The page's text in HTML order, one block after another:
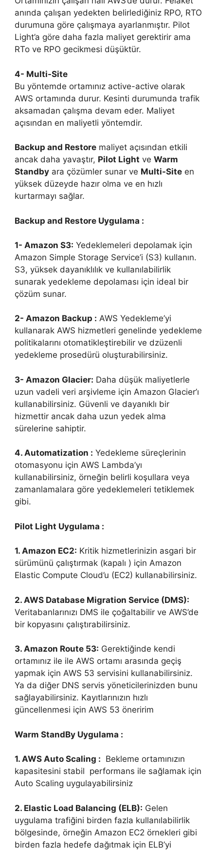
anında çalışan yedekten belirlediğiniz RPO, RTO
durumuna göre çalışmaya ayarlanmıştır. Pilot
Light’a göre daha fazla maliyet gerektirir ama
RTo ve RPO gecikmesi düşüktür.
4- Multi-Site
Bu yöntemde ortamınız active-active olarak
AWS ortamında durur. Kesinti durumunda trafik
aksamadan çalışma devam eder. Maliyet
açısından en maliyetli yöntemdir.
Backup and Restore maliyet açısından etkili
ancak daha yavaştır, Pilot Light ve Warm
Standby ara çözümler sunar ve Multi-Site en
yüksek düzeyde hazır olma ve en hızlı
kurtarmayı sağlar.
Backup and Restore Uygulama :
1- Amazon S3: Yedeklemeleri depolamak için
Amazon Simple Storage Service’i (S3) kullanın.
S3, yüksek dayanıklılık ve kullanılabilirlik
sunarak yedekleme depolaması için ideal bir
çözüm sunar.
2- Amazon Backup : AWS Yedekleme’yi
kullanarak AWS hizmetleri genelinde yedekleme
politikalarını otomatikleştirebilir ve dzüzenli
yedekleme prosedürü oluşturabilirsiniz.
3- Amazon Glacier: Daha düşük maliyetlerle
uzun vadeli veri arşivleme için Amazon Glacier’ı
kullanabilirsiniz. Güvenli ve dayanıklı bir
hizmettir ancak daha uzun yedek alma
sürelerine sahiptir.
4. Automatization : Yedekleme süreçlerinin
otomasyonu için AWS Lambda’yı
kullanabilirsiniz, örneğin belirli koşullara veya
zamanlamalara göre yedeklemeleri tetiklemek
gibi.
Pilot Light Uygulama :
1. Amazon EC2: Kritik hizmetlerinizin asgari bir
sürümünü çalıştırmak (kapalı ) için Amazon
Elastic Compute Cloud’u (EC2) kullanabilirsiniz.
2. AWS Database Migration Service (DMS):
Veritabanlarınızı DMS ile çoğaltabilir ve AWS’de
bir kopyasını çalıştırabilirsiniz.
3. Amazon Route 53: Gerektiğinde kendi
ortamınız ile ile AWS ortamı arasında geçiş
yapmak için AWS 53 servisini kullanabilirsiniz.
Ya da diğer DNS servis yöneticilerinizden bunu
sağlayabilirsiniz. Kayıtlarınızın hızlı
güncellenmesi için AWS 53 öneririm
Warm StandBy Uygulama :
1. AWS Auto Scaling : Bekleme ortamınızın
kapasitesini stabil performans ile sağlamak için
Auto Scaling uygulayabilirsiniz
2. Elastic Load Balancing (ELB): Gelen
uygulama trafiğini birden fazla kullanılabilirlik
bölgesinde, örneğin Amazon EC2 örnekleri gibi
birden fazla hedefe dağıtmak için ELB’yi